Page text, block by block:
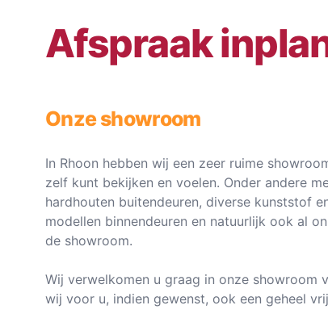
Afspraak
Onze showroom
In Rhoon hebben wij een zeer ruime
zelf kunt bekijken en voelen. Onder andere
hardhouten buitendeuren, diverse kunststof
modellen binnendeuren en natuurlijk ook al
de showroom.
Wij verwelkomen u graag in onze showroom
wij voor u, indien gewenst, ook een geheel